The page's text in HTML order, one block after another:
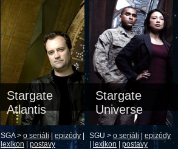
Stargate
Atlantis
SGA > o seriáli |epizódy
lexikon
postavy
Stargate
Universe
SGU > o seriáli
epizódy
lexikon postavy